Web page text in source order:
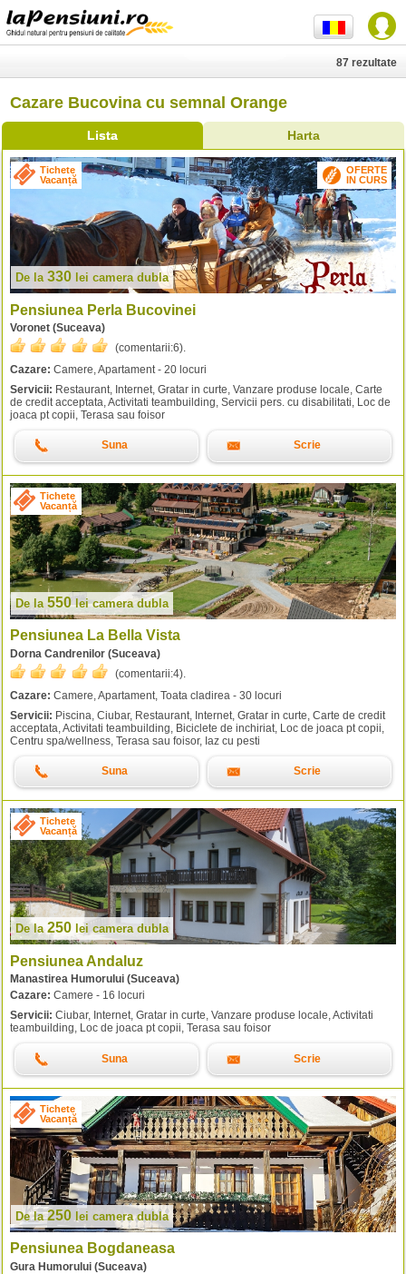
Cazare Bucovina cu semnal Orange
Lista Harta
87 rezultate
Tichete
Vacanță
OFERTE
IN CURS
De la 330 lei camera dubla
Pensiunea Perla Bucovinei
Voronet (Suceava)
(comentarii:6).
Cazare: Camere, Apartament - 20 locuri
Servicii: Restaurant, Internet, Gratar in curte, Vanzare produse locale, Carte
de credit acceptata, Activitati teambuilding, Servicii pers. cu disabilitati, Loc de
joaca pt copii, Terasa sau foisor
Suna Scrie
Tichete
Vacanță
De la 550leicamera dubla
Pensiunea La Bella Vista
Dorna Candrenilor (Suceava)
(comentarii:4).
Cazare: Camere, Apartament, Toata cladirea - 30 locuri
Servicii: Piscina, Ciubar, Restaurant, Internet, Gratar in curte, Carte de credit
acceptata, Activitati teambuilding, Biciclete de inchiriat, Loc de joaca pt copii,
Centru spa/wellness, Terasa sau foisor, Iaz cu pesti
Suna Scrie
Tichete
Vacanță
De la250 lei camera dubla
Pensiunea Andaluz
Manastirea Humorului (Suceava)
Cazare: Camere - 16 locuri
Servicii: Ciubar, Internet, Gratar in curte, Vanzare produse locale, Activitati
teambuilding, Loc de joaca pt copii, Terasa sau foisor
Suna Scrie
Tichete
Vacanță
De la250 lei camera dubla
Pensiunea Bogdaneasa
Gura Humorului (Suceava)